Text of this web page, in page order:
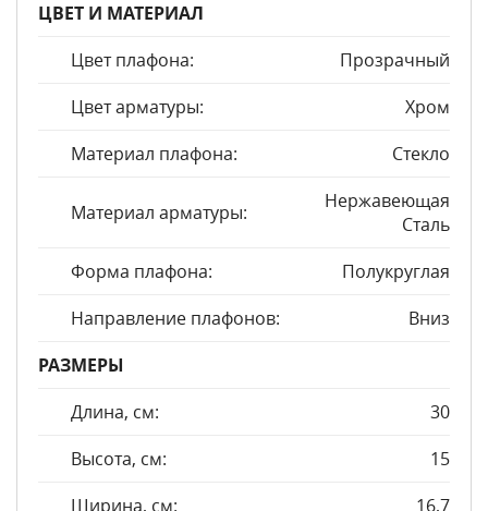
ЦВЕТ И МАТЕРИАЛ
Цвет плафона:
Прозрачный
Цвет арматуры:
Хром
Материал плафона:
Стекло
Материал арматуры:
Нержавеющая
Сталь
Форма плафона:
Полукруглая
Направление плафонов:
Вниз
РАЗМЕРЫ
Длина, см:
30
Высота, см:
15
Ширина, см:
16,7